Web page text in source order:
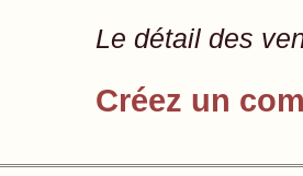
Le détail des
Créez un